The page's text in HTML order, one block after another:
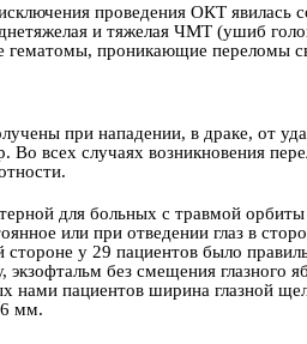
проведения ОКТ явилась
и тяжелая ЧМТ (ушиб
гематомы, проникающие переломы
при нападении, в драке, от
Во всех случаях возникновения
для больных с травмой
или при отведении глаз в
стороне у 29 пaциентов было
экзофтальм без смещения глазного
нами пaциентов ширина глазной
мм.